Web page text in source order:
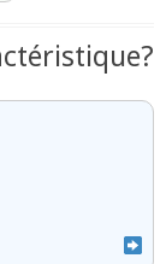
-\beta &